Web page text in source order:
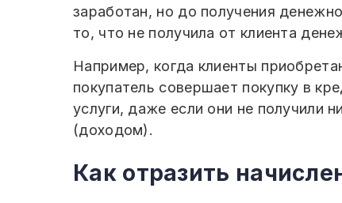
заработан, но до получения
то, что не получила от клиента
Например, когда клиенты
покупатель совершает покупку в
услуги, даже если они не получили
(доходом).
Как отразить